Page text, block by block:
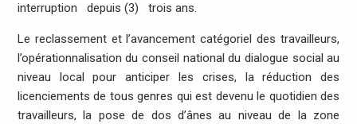
interruption depuis (3) trois ans.
Le reclassement et l’avancement catégoriel des travailleurs,
l’opérationnalisation du conseil national du dialogue social au
niveau local pour anticiper les crises, la réduction des
licenciements de tous genres qui est devenu le quotidien des
travailleurs, la pose de dos d’ânes au niveau de la zone